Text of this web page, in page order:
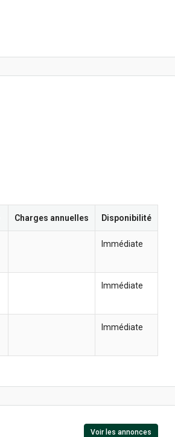
Charges annuelles Disponibilité
Immédiate
Immédiate
Immédiate
Voir les annonces